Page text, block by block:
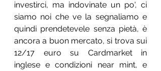
investirci, ma indovinate un po', ci
siamo noi che ve la segnaliamo e
quindi prendetevele senza pietà, è
ancora a buon mercato, si trova sui
12/17 euro su Cardmarket in
inglese e condizioni near mint, e